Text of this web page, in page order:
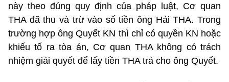
này theo đúng quy định của pháp luật, Cơ quan
THA đã thu và trừ vào số tiền ông Hải THA. Trong
trường hợp ông Quyết KN thì chỉ có quyền KN hoặc
khiếu tố ra tòa án, Cơ quan THA không có trách
nhiệm giải quyết để lấy tiền THA trả cho ông Quyết.